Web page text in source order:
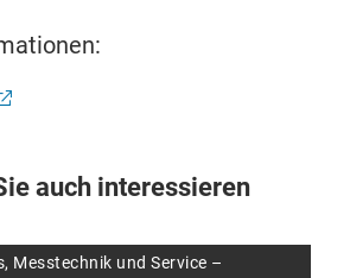
auch interessieren
Messtechnik und Service –